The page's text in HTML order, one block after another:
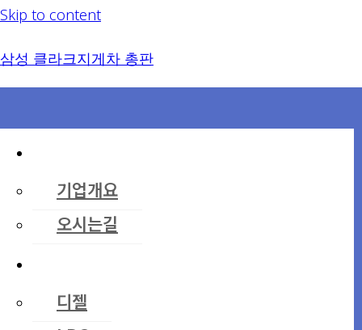
Skip to content
삼성 클라크지게차 총판
기업개요
오시는길
디젤